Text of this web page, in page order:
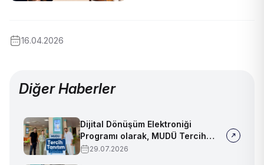
16.04.2026
Diğer Haberler
Dijital Dönüşüm Elektroniği
Programı olarak, MUDÜ Tercih
Tanıtım Günleri'nde biz de
29.07.2026